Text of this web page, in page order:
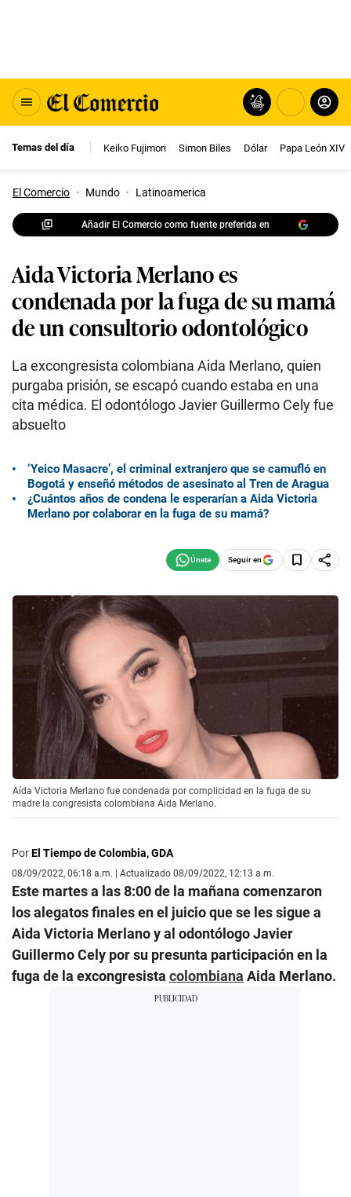
Temas del día Keiko Fujimori Simon Biles Dólar Papa León XIV
El Comercio · Mundo · Latinoamerica
Añadir El Comercio como fuente preferida en
Aida Victoria Merlano es
condenada por la fuga de su mamá
de un consultorio odontológico
La excongresista colombiana Aida Merlano, quien
purgaba prisión, se escapó cuando estaba en una
cita médica. El odontólogo Javier Guillermo Cely fue
absuelto
‘Yeico Masacre’, el criminal extranjero que se camufló en
Bogotá y enseñó métodos de asesinato al Tren de Aragua
¿Cuántos años de condena le esperarían a Aida Victoria
Merlano por colaborar en la fuga de su mamá?
Seguir en
Aída Victoria Merlano fue condenada por complicidad en la fuga de su
madre la congresista colombiana Aida Merlano.
PorEl Tiempo de Colombia, GDA
08/09/2022, 06:18 a.m. | Actualizado 08/09/2022, 12:13 a.m.
Este martes a las 8:00 de la mañana comenzaron
los alegatos finales en el juicio que se les sigue a
Aida Victoria Merlano y al odontólogo Javier
Guillermo Cely por su presunta participación en la
fuga de la excongresista colombiana Aida Merlano.